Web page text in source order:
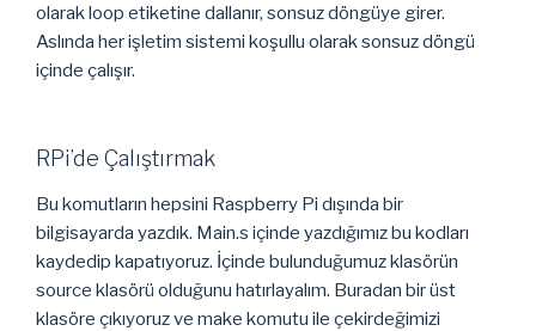
olarak loop etiketine dallanır, sonsuz döngüye girer.
Aslında her işletim sistemi koşullu olarak sonsuz döngü
içinde çalışır.
RPi’de Çalıştırmak
Bu komutların hepsini Raspberry Pi dışında bir
bilgisayarda yazdık. Main.s içinde yazdığımız bu kodları
kaydedip kapatıyoruz. İçinde bulunduğumuz klasörün
source klasörü olduğunu hatırlayalım. Buradan bir üst
klasöre çıkıyoruz ve make komutu ile çekirdeğimizi